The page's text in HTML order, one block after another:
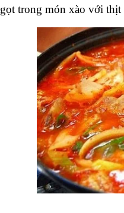
trong món xào với